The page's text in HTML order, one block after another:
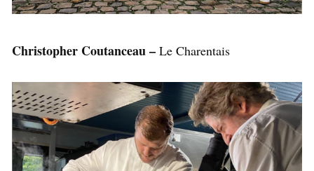
Christopher Coutanceau – Le Charentais